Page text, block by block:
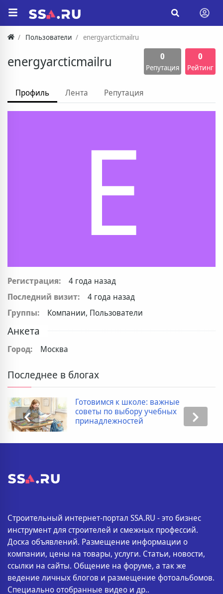
Пользователи energyarcticmailru
energyarcticmailru 0
Репутация
0
Рейтинг
Профиль Лента Репутация
E
Регистрация:
4 года назад
Последний визит:
4 года назад
Группы:
Компании, Пользователи
Анкета
Город: Москва
Последнее в блогах
Готовимся к школе: важные
советы по выбору учебных
принадлежностей
Строительный интернет-портал SSA.RU - это бизнес
инструмент для строителей и смежных профессий.
Доска объявлений. Размещение информации о
компании, цены на товары, услуги. Статьи, новости,
ссылки на сайты. Общение на форуме, а так же
ведение личных блогов и размещение фотоальбомов.
Специально отобранные видео и др..